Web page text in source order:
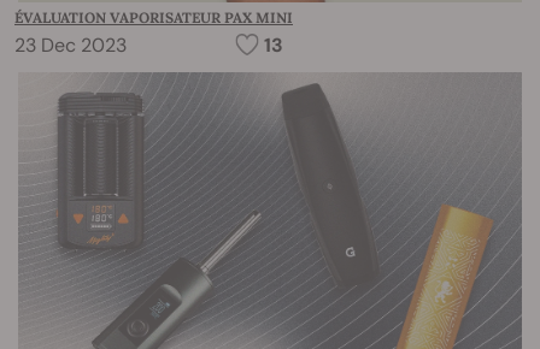
ÉVALUATION VAPORISATEUR PAX MINI
23 Dec 2023 13